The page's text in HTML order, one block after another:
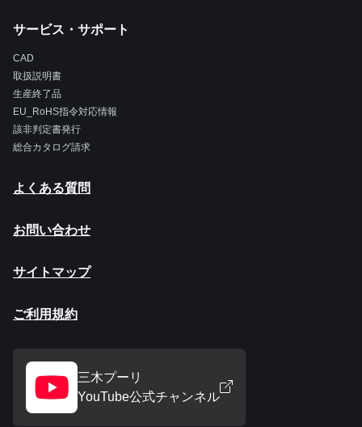
サービス・サポート
CAD
取扱説明書
生産終了品
EU_RoHS指令対応情報
該非判定書発行
総合カタログ請求
よくある質問
お問い合わせ
サイトマップ
ご利用規約
三木プーリ
YouTube公式チャンネル